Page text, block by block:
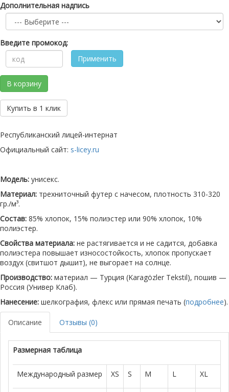
Дополнительная надпись
Введите промокод:
Применить
В корзину
Купить в 1 клик
Республиканский лицей-интернат
Официальный сайт: s-licey.ru
Модель: унисекс.
Материал: трехниточный футер с начесом, плотность 310-320
гр./м³.
Состав: 85% хлопок, 15% полиэстер или 90% хлопок, 10%
полиэстер.
Свойства материала: не растягивается и не садится, добавка
полиэстера повышает износостойкость, хлопок пропускает
воздух (свитшот дышит), не выгорает на солнце.
Производство: материал — Турция (Karagözler Tekstil), пошив —
Россия (Универ Клаб).
Нанесение: шелкография, флекс или прямая печать (подробнее).
Описание Отзывы (0)
Размерная таблица
Международный размер XS S M L XL